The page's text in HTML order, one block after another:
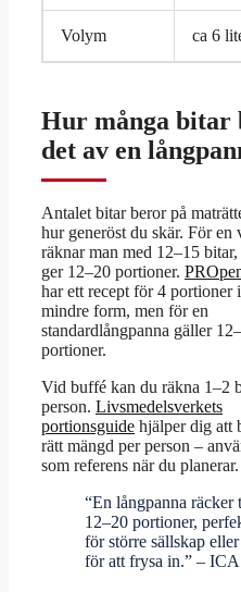
Volym ca 6
Hur många
det av en
Antalet bitar beror på
hur generöst du skär. För en
räknar man med 12–15
ger 12–20 portioner.
har ett recept för 4 portioner
mindre form, men för en
standardlångpanna gäller
portioner.
Vid buffé kan du räkna 1–2
person. Livsmedelsverkets
portionsguide hjälper dig att
rätt mängd per person –
som referens när du planerar.
“En långpanna räcker
12–20 portioner,
för större sällskap eller
för att frysa in.” – ICA